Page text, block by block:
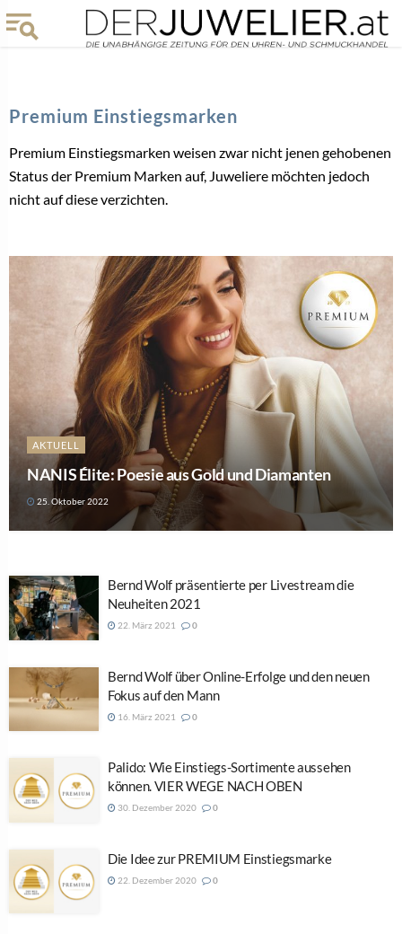
Premium Einstiegsmarken
Premium Einstiegsmarken weisen zwar nicht jenen gehobenen
Status der Premium Marken auf, Juweliere möchten jedoch
nicht auf diese verzichten.
AKTUELL
NANIS Élite: Poesie aus Gold und Diamanten
25. Oktober 2022
Bernd Wolf präsentierte per Livestream die
Neuheiten 2021
22. März 2021 0
Bernd Wolf über Online-Erfolge und den neuen
Fokus auf den Mann
16. März 2021 0
Palido: Wie Einstiegs-Sortimente aussehen
können. VIER WEGE NACH OBEN
30. Dezember 2020 0
Die Idee zur PREMIUM Einstiegsmarke
22. Dezember 2020 0